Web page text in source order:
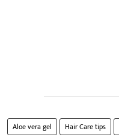
Aloe vera gel Hair Care tips